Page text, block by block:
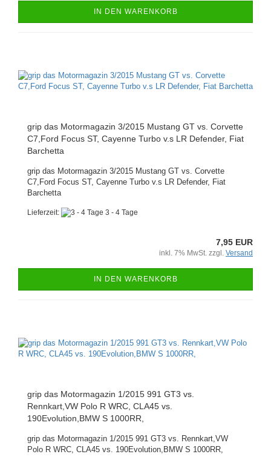
IN DEN WARENKORB
grip das Motormagazin 3/2015 Mustang GT vs. Corvette
C7,Ford Focus ST, Cayenne Turbo v.s LR Defender, Fiat
Barchetta
grip das Motormagazin 3/2015 Mustang GT vs. Corvette
C7,Ford Focus ST, Cayenne Turbo v.s LR Defender, Fiat
Barchetta
Lieferzeit: 3 - 4 Tage
7,95 EUR
inkl. 7% MwSt. zzgl. Versand
IN DEN WARENKORB
grip das Motormagazin 1/2015 991 GT3 vs.
Rennkart,VW Polo R WRC, CLA45 vs.
190Evolution,BMW S 1000RR,
grip das Motormagazin 1/2015 991 GT3 vs. Rennkart,VW
Polo R WRC, CLA45 vs. 190Evolution,BMW S 1000RR,